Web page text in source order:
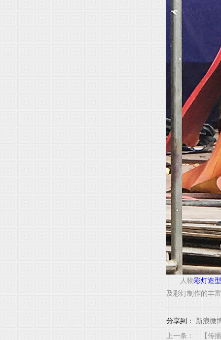
人物彩灯造型
及彩灯制作的丰
分享到：
新浪微
上一条：